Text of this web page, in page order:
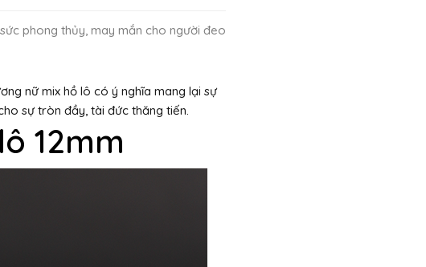
phong thủy, may mắn cho người đeo
nữ mix hồ lô có ý nghĩa mang lại sự
sự tròn đầy, tài đức thăng tiến.
12mm